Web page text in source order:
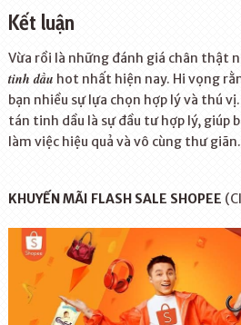
Kết luận
Vừa rồi là những đánh giá chân thật
tinh dầu hot nhất hiện nay. Hi vọng
bạn nhiều sự lựa chọn hợp lý và thú
tán tinh dầu là sự đầu tư hợp lý, giúp
làm việc hiệu quả và vô cùng thư giãn.
KHUYẾN MÃI FLASH SALE SHOPEE